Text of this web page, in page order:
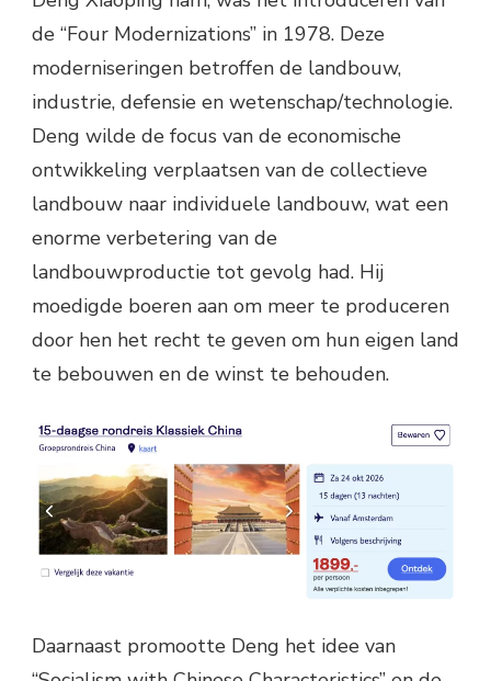
de “Four Modernizations” in 1978. Deze
moderniseringen betroffen de landbouw,
industrie, defensie en wetenschap/technologie.
Deng wilde de focus van de economische
ontwikkeling verplaatsen van de collectieve
landbouw naar individuele landbouw, wat een
enorme verbetering van de
landbouwproductie tot gevolg had. Hij
moedigde boeren aan om meer te produceren
door hen het recht te geven om hun eigen land
te bebouwen en de winst te behouden.
Daarnaast promootte Deng het idee van